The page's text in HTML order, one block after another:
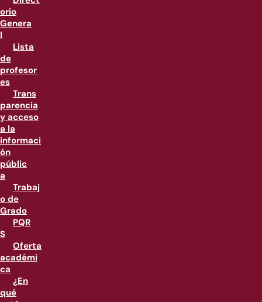
orio
Genera
l
Lista
de
profesor
es
Trans
parencia
y acceso
a la
informaci
ón
públic
a
Trabaj
o de
Grado
PQR
S
Oferta
académi
ca
¿En
qué